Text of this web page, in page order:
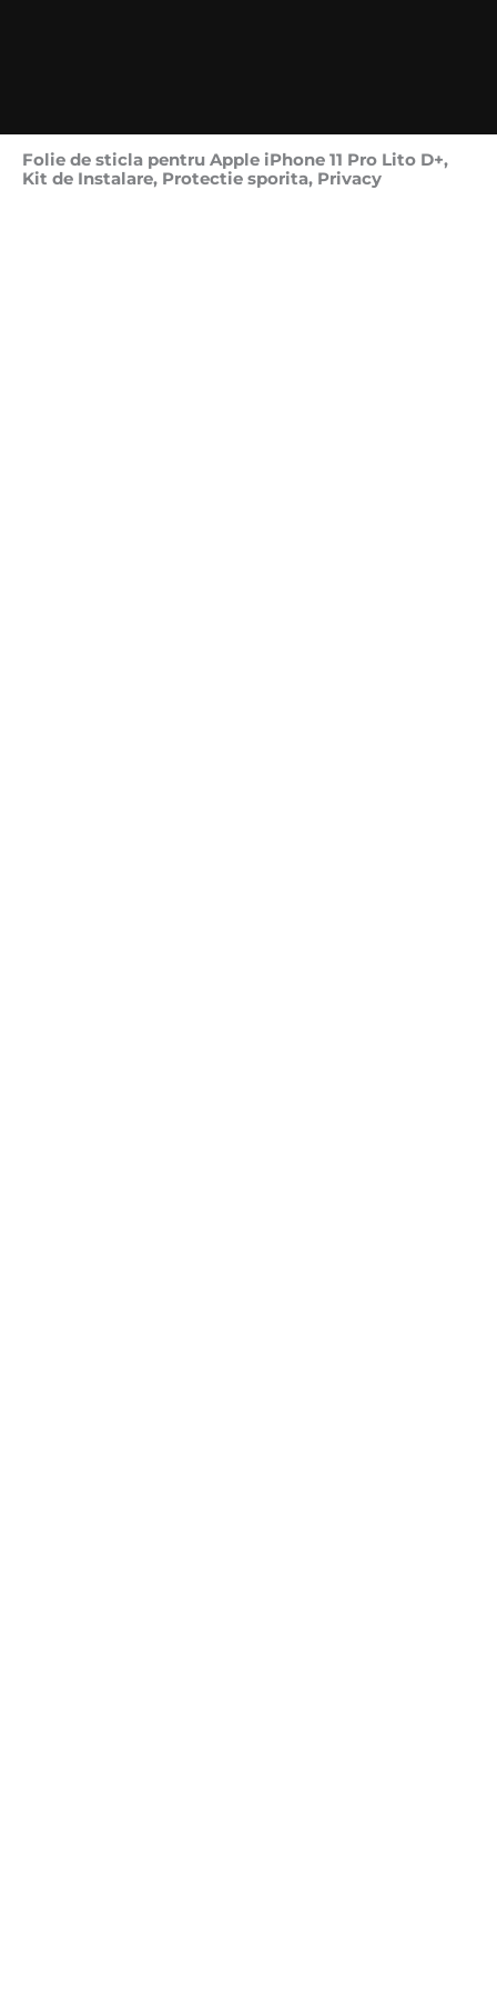
Folie de sticla pentru Apple iPhone 11 Pro Lito D+,
Kit de Instalare, Protectie sporita, Privacy